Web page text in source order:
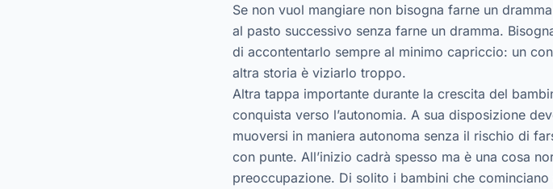
Se non vuol mangiare non bisogna farne un
al pasto successivo senza farne un dramma.
di accontentarlo sempre al minimo capriccio: un
altra storia è viziarlo troppo.
Altra tappa importante durante la crescita del
conquista verso l’autonomia. A sua disposizione
muoversi in maniera autonoma senza il rischio di
con punte. All’inizio cadrà spesso ma è una cosa
preoccupazione. Di solito i bambini che